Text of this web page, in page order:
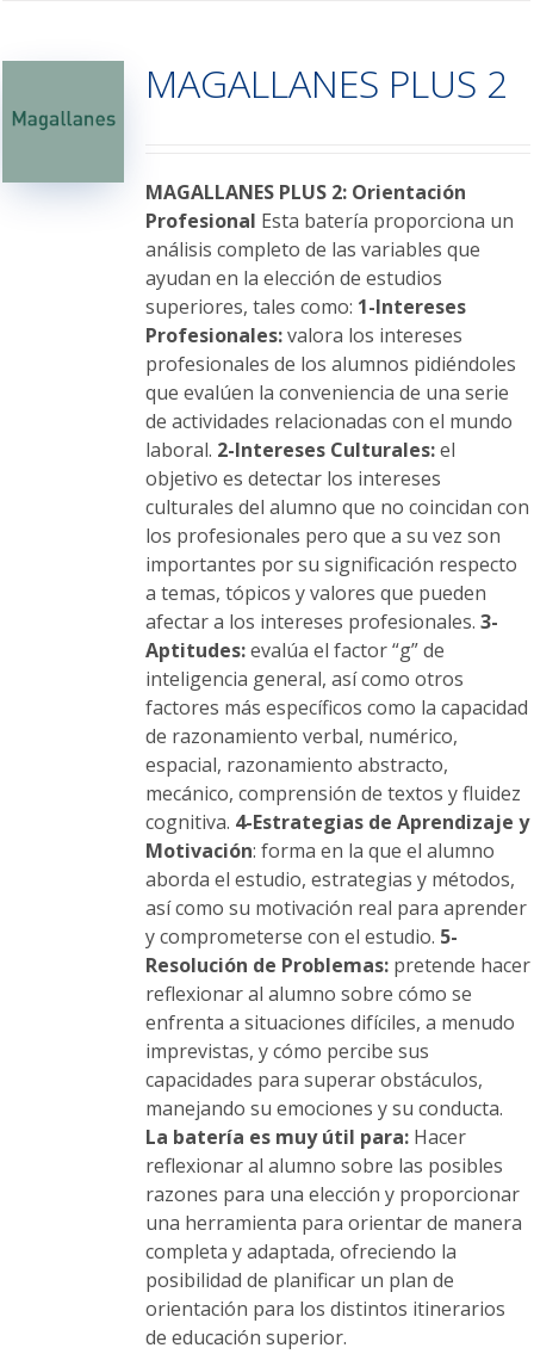
Las
opciones
elegir
en
la
página
de
producto
MAGALLANES PLUS 2
MAGALLANES PLUS 2: Orientación
Profesional Esta batería proporciona un
análisis completo de las variables que
ayudan en la elección de estudios
superiores, tales como: 1-Intereses
Profesionales:valora los intereses
profesionales de los alumnos pidiéndoles
que evalúen la conveniencia de una serie
de actividades relacionadas con el mundo
laboral. 2-Intereses Culturales:el
objetivo es detectar los intereses
culturales del alumno que no coincidan con
los profesionales pero que a su vez son
importantes por su significación respecto
a temas, tópicos y valores que pueden
afectar a los intereses profesionales. 3-
Aptitudes:evalúa el factor “g” de
inteligencia general, así como otros
factores más específicos como la capacidad
de razonamiento verbal, numérico,
espacial, razonamiento abstracto,
mecánico, comprensión de textos y fluidez
cognitiva. 4-Estrategias de Aprendizaje y
Motivación: forma en la que el alumno
aborda el estudio, estrategias y métodos,
así como su motivación real para aprender
y comprometerse con el estudio. 5-
Resolución de Problemas:pretende hacer
reflexionar al alumno sobre cómo se
enfrenta a situaciones difíciles, a menudo
imprevistas, y cómo percibe sus
capacidades para superar obstáculos,
manejando su emociones y su conducta.
La batería es muy útil para:Hacer
reflexionar al alumno sobre las posibles
razones para una elección y proporcionar
una herramienta para orientar de manera
completa y adaptada, ofreciendo la
posibilidad de planificar un plan de
orientación para los distintos itinerarios
de educación superior.